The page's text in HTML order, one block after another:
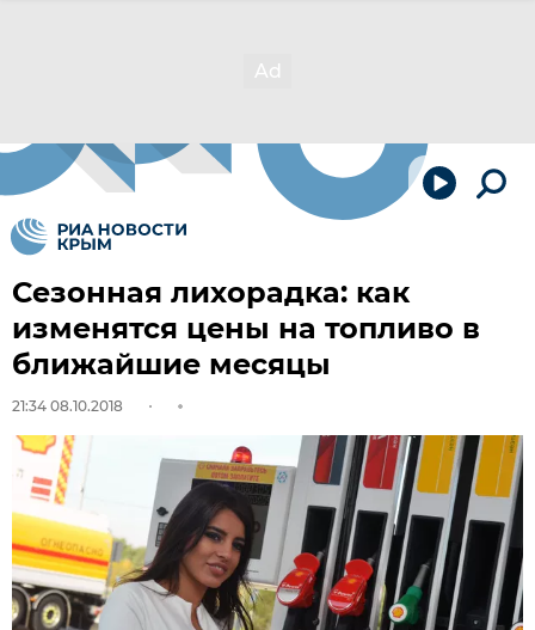
Сезонная лихорадка: как
изменятся цены на топливо в
ближайшие месяцы
21:34 08.10.2018